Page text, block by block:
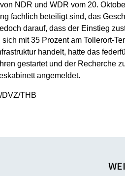
NDR und WDR vom 20.
fachlich beteiligt sind, das
darauf, dass der Einstieg
mit 35 Prozent am Tollerort-
handelt, hatte das
gestartet und der Recherche
angemeldet.
THB